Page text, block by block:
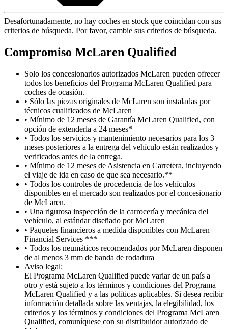
Desafortunadamente, no hay coches en stock que coincidan con sus
criterios de búsqueda. Por favor, cambie sus criterios de búsqueda.
Compromiso McLaren Qualified
Solo los concesionarios autorizados McLaren pueden ofrecer
todos los beneficios del Programa McLaren Qualified para
coches de ocasión.
• Sólo las piezas originales de McLaren son instaladas por
técnicos cualificados de McLaren
• Mínimo de 12 meses de Garantía McLaren Qualified, con
opción de extenderla a 24 meses*
• Todos los servicios y mantenimiento necesarios para los 3
meses posteriores a la entrega del vehículo están realizados y
verificados antes de la entrega.
• Mínimo de 12 meses de Asistencia en Carretera, incluyendo
el viaje de ida en caso de que sea necesario.**
• Todos los controles de procedencia de los vehículos
disponibles en el mercado son realizados por el concesionario
de McLaren.
• Una rigurosa inspección de la carrocería y mecánica del
vehículo, al estándar diseñado por McLaren
• Paquetes financieros a medida disponibles con McLaren
Financial Services ***
• Todos los neumáticos recomendados por McLaren disponen
de al menos 3 mm de banda de rodadura
Aviso legal:
El Programa McLaren Qualified puede variar de un país a
otro y está sujeto a los términos y condiciones del Programa
McLaren Qualified y a las políticas aplicables. Si desea recibir
información detallada sobre las ventajas, la elegibilidad, los
criterios y los términos y condiciones del Programa McLaren
Qualified, comuníquese con su distribuidor autorizado de